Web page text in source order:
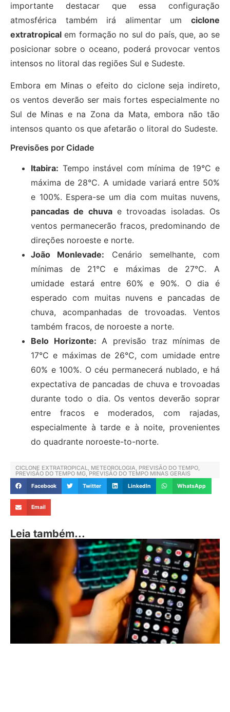
importante destacar que essa configuração
atmosférica também irá alimentar um ciclone
extratropical em formação no sul do país, que, ao se
posicionar sobre o oceano, poderá provocar ventos
intensos no litoral das regiões Sul e Sudeste.
Embora em Minas o efeito do ciclone seja indireto,
os ventos deverão ser mais fortes especialmente no
Sul de Minas e na Zona da Mata, embora não tão
intensos quanto os que afetarão o litoral do Sudeste.
Previsões por Cidade
Itabira: Tempo instável com mínima de 19°C e
máxima de 28°C. A umidade variará entre 50%
e 100%. Espera-se um dia com muitas nuvens,
pancadas de chuvae trovoadas isoladas. Os
ventos permanecerão fracos, predominando de
direções noroeste e norte.
João Monlevade: Cenário semelhante, com
mínimas de 21°C e máximas de 27°C. A
umidade estará entre 60% e 90%. O dia é
esperado com muitas nuvens e pancadas de
chuva, acompanhadas de trovoadas. Ventos
também fracos, de noroeste a norte.
Belo Horizonte: A previsão traz mínimas de
17°C e máximas de 26°C, com umidade entre
60% e 100%. O céu permanecerá nublado, e há
expectativa de pancadas de chuva e trovoadas
durante todo o dia. Os ventos deverão soprar
entre fracos e moderados, com rajadas,
especialmente à tarde e à noite, provenientes
do quadrante noroeste-to-norte.
CICLONE EXTRATROPICAL METEOROLOGIA PREVISÃO DO TEMPO
PREVISÃO DO TEMPO MG ,PREVISÃO DO TEMPO MINAS GERAIS
Facebook Twitter LinkedIn WhatsApp
Email
Leia também...